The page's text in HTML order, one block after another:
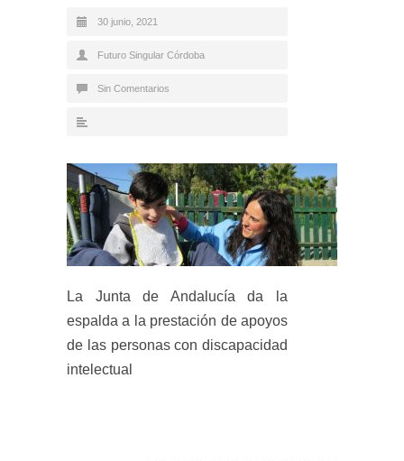
30 junio, 2021
Futuro Singular Córdoba
Sin Comentarios
La Junta de Andalucía da la
espalda a la prestación de apoyos
de las personas con discapacidad
intelectual